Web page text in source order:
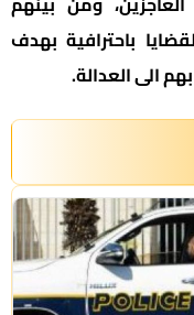
باحترافية بهدف
الى العدالة.